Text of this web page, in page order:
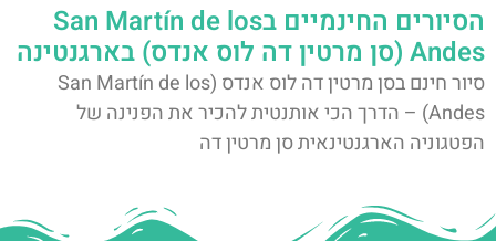
הסיורים החינמיים בSan Martín de los
Andes (סן מרטין דה לוס אנדס) בארגנטינה
סיור חינם בסן מרטין דה לוס אנדס (San Martín de los
Andes) – הדרך הכי אותנטית להכיר את הפנינה של
הפטגוניה הארגנטינאית סן מרטין דה